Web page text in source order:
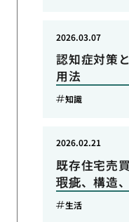
認知症対策
用法
2026.03.07
知識
既存住宅売
瑕疵、構造
2026.02.21
生活